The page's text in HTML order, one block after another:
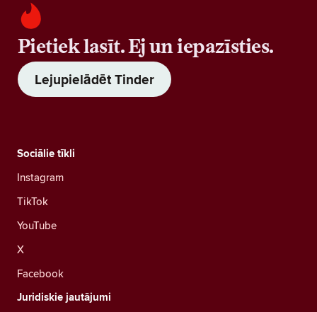
Pietiek lasīt. Ej un iepazīsties.
Lejupielādēt Tinder
Sociālie tīkli
Instagram
TikTok
YouTube
X
Facebook
Juridiskie jautājumi